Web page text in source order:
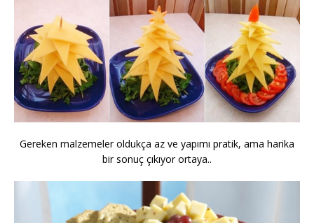
Gereken malzemeler oldukça az ve yapımı pratik, ama harika
bir sonuç çıkıyor ortaya..